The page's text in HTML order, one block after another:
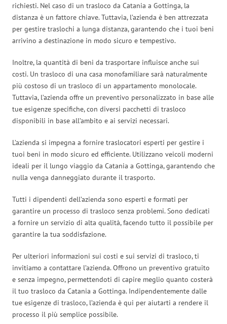
richiesti. Nel caso di un trasloco da Catania a Gottinga, la
distanza è un fattore chiave. Tuttavia, l’azienda è ben attrezzata
per gestire traslochi a lunga distanza, garantendo che i tuoi beni
arrivino a destinazione in modo sicuro e tempestivo.
Inoltre, la quantità di beni da trasportare influisce anche sui
costi. Un trasloco di una casa monofamiliare sarà naturalmente
più costoso di un trasloco di un appartamento monolocale.
Tuttavia, l’azienda offre un preventivo personalizzato in base alle
tue esigenze specifiche, con diversi pacchetti di trasloco
disponibili in base all’ambito e ai servizi necessari.
L’azienda si impegna a fornire traslocatori esperti per gestire i
tuoi beni in modo sicuro ed efficiente. Utilizzano veicoli moderni
ideali per il lungo viaggio da Catania a Gottinga, garantendo che
nulla venga danneggiato durante il trasporto.
Tutti i dipendenti dell’azienda sono esperti e formati per
garantire un processo di trasloco senza problemi. Sono dedicati
a fornire un servizio di alta qualità, facendo tutto il possibile per
garantire la tua soddisfazione.
Per ulteriori informazioni sui costi e sui servizi di trasloco, ti
invitiamo a contattare l’azienda. Offrono un preventivo gratuito
e senza impegno, permettendoti di capire meglio quanto costerà
il tuo trasloco da Catania a Gottinga. Indipendentemente dalle
tue esigenze di trasloco, l’azienda è qui per aiutarti a rendere il
processo il più semplice possibile.